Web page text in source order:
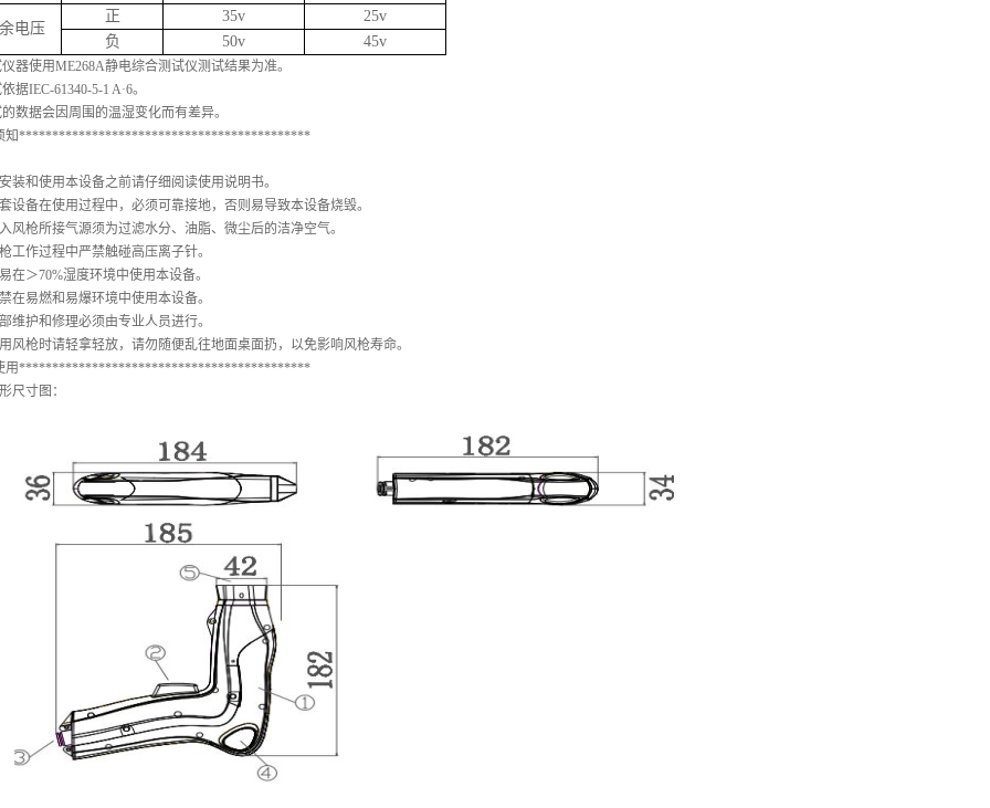
电压
正 35v
25v
负
50v 45v
器使用ME268A静电综合测试仪测试结果为准。
据IEC-61340-5-1 A·6。
数据会因周围的温湿变化而有差异。
知********************************************
装和使用本设备之前请仔细阅读使用说明书。
设备在使用过程中，必须可靠接地，否则易导致本设备烧毁。
风枪所接气源须为过滤水分、油脂、微尘后的洁净空气。
工作过程中严禁触碰高压离子针。
在＞70%湿度环境中使用本设备。
在易燃和易爆环境中使用本设备。
维护和修理必须由专业人员进行。
风枪时请轻拿轻放，请勿随便乱往地面桌面扔，以免影响风枪寿命。
用********************************************
尺寸图：